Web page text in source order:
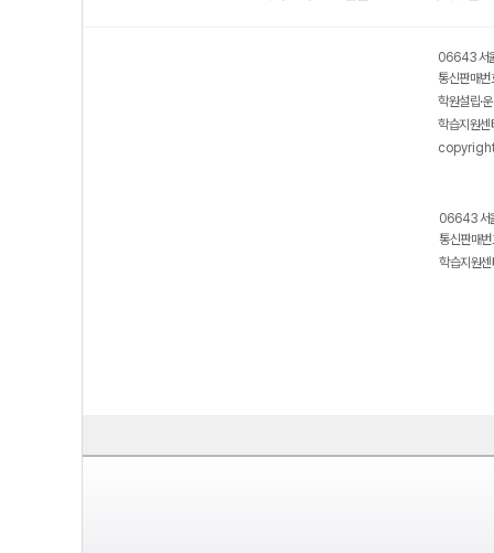
06643 서
통신판매
학원설립·
학습지원
06643 서
통신판매
학습지원